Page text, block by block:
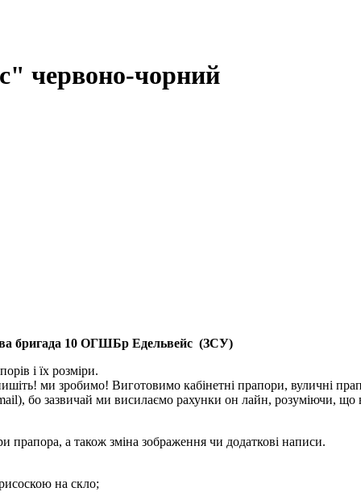
червоно-чорний
бригада 10 ОГШБр Едельвейс (ЗСУ)
і їх розміри.
ми зробимо! Виготовимо кабінетні прапори, вуличні
бо зазвичай ми висилаємо рахунки он лайн, розуміючи, що
прапора, а також зміна зображення чи додаткові написи.
на скло;